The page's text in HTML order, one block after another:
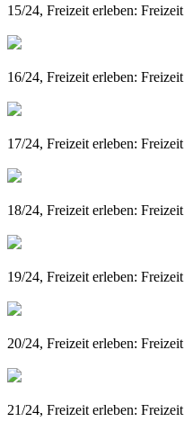
15/24, Freizeit erleben:
16/24, Freizeit erleben:
17/24, Freizeit erleben:
18/24, Freizeit erleben:
19/24, Freizeit erleben:
20/24, Freizeit erleben:
21/24, Freizeit erleben: